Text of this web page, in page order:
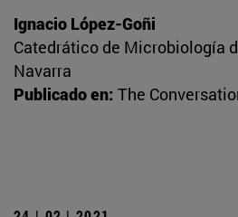
Ignacio López-Goñi
Catedrático de Microbiología
Navarra
Publicado en: The